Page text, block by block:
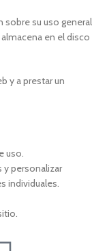
su uso general
en el disco
y a prestar un
uso.
y personalizar
individuales.